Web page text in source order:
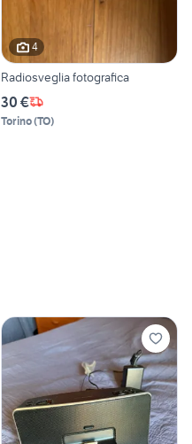
4
Radiosveglia fotografica
30 €
Torino(TO)